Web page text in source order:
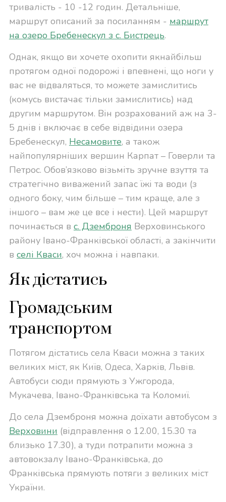
тривалість - 10 -12 годин. Детальніше,
маршрут описаний за посиланням - маршрут
на озеро Бребенескул з с. Бистрець.
Однак, якщо ви хочете охопити якнайбільш
протягом одної подорожі і впевнені, що ноги у
вас не відваляться, то можете замислитись
(комусь вистачає тільки замислитись) над
другим маршрутом. Він розрахований аж на 3-
5 днів і включає в себе відвідини озера
Бребенескул, Несамовите, а також
найпопулярніших вершин Карпат – Говерли та
Петрос. Обов’язково візьміть зручне взуття та
стратегічно виважений запас їжі та води (з
одного боку, чим більше – тим краще, але з
іншого – вам же це все і нести). Цей маршрут
починається в с. Дземброня Верховинського
району Івано-Франківської області, а закінчити
в селі Кваси, хоч можна і навпаки.
Як дістатись
Громадським
транспортом
Потягом дістатись села Кваси можна з таких
великих міст, як Київ, Одеса, Харків, Львів.
Автобуси сюди прямують з Ужгорода,
Мукачева, Івано-Франківська та Коломиї.
До села Дземброня можна доїхати автобусом з
Верховини (відправлення о 12.00, 15.30 та
близько 17.30), а туди потрапити можна з
автовокзалу Івано-Франківська, до
Франківська прямують потяги з великих міст
України.